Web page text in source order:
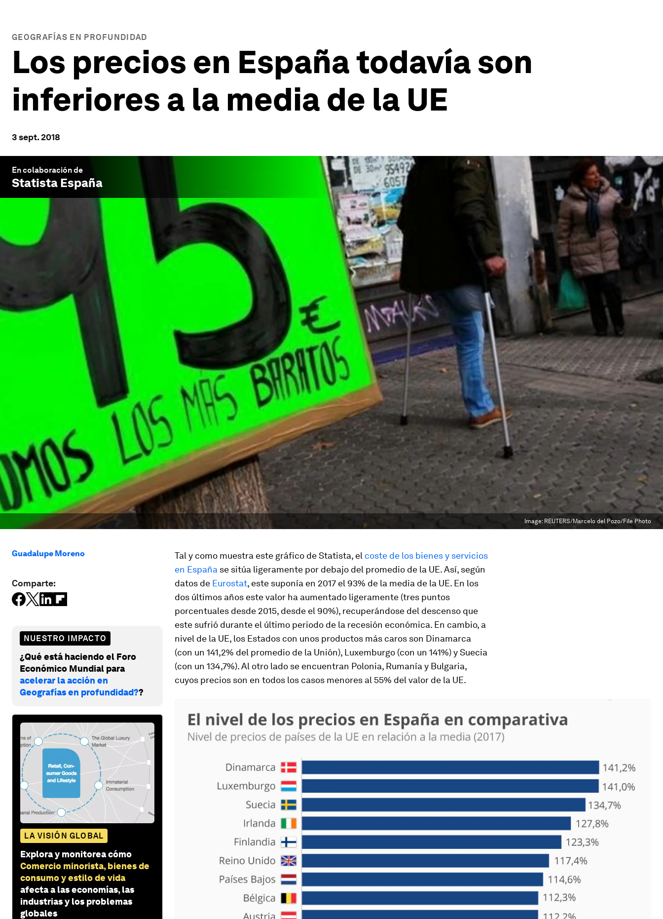
GEOGRAFÍAS EN PROFUNDIDAD
Los precios en España todavía son
inferiores a la media de la UE
3 sept. 2018
En colaboración de
Statista España
Image: REUTERS/Marcelo del Pozo/File Photo
Guadalupe Moreno
Comparte:
NUESTRO IMPACTO
¿Qué está haciendo el Foro
Económico Mundial para
acelerar la acción en
Geografías en profundidad??
LA VISIÓN GLOBAL
Explora y monitorea cómo
Comercio minorista, bienes de
consumo y estilo de vida
afecta a las economías, las
industrias y los problemas
globales
Tal y como muestra este gráfico de Statista, el coste de los bienes y servicios
en España se sitúa ligeramente por debajo del promedio de la UE. Así, según
datos de Eurostat, este suponía en 2017 el 93% de la media de la UE. En los
dos últimos años este valor ha aumentado ligeramente (tres puntos
porcentuales desde 2015, desde el 90%), recuperándose del descenso que
este sufrió durante el último periodo de la recesión económica. En cambio, a
nivel de la UE, los Estados con unos productos más caros son Dinamarca
(con un 141,2% del promedio de la Unión), Luxemburgo (con un 141%) y Suecia
(con un 134,7%). Al otro lado se encuentran Polonia, Rumanía y Bulgaria,
cuyos precios son en todos los casos menores al 55% del valor de la UE.